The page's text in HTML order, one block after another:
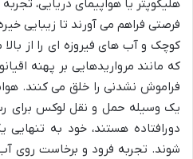
هلیکوپتر یا هواپیمای دریایی،
فرصتی فراهم می آورند تا زیبایی
کوچک و آب های فیروزه ای را از
که مانند مرواریدهایی بر پهنه
فراموش نشدنی را خلق می کنند.
یک وسیله حمل و نقل لوکس برای
دورافتاده هستند، خود به
شوند. تجربه فرود و برخاست روی